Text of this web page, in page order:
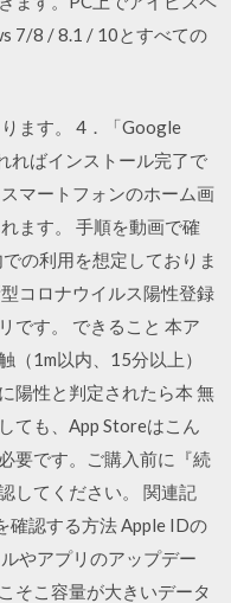
7/8 / 8.1 / 10とすべての
ます。 4．「Google
ればインストール完了で
マートフォンのホーム画
ます。 手順を動画で確
の利用を想定しておりま
コロナウイルス陽性登録
です。 できること 本ア
（1m以内、15分以上）
陽性と判定されたら本 無
ても、App Storeはこん
要です。ご購入前に『続
してください。 関連記
確認する方法 Apple IDの
やアプリのアップデー
そこ容量が大きいデータ